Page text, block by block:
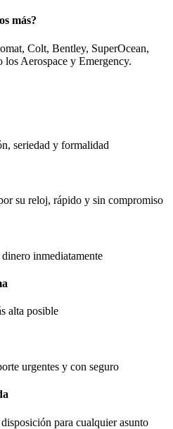
más?
Colt, Bentley, SuperOcean,
Aerospace y Emergency.
seriedad y formalidad​
su reloj, rápido y sin compromiso
inmediatamente
alta posible
urgentes y con seguro
para cualquier asunto